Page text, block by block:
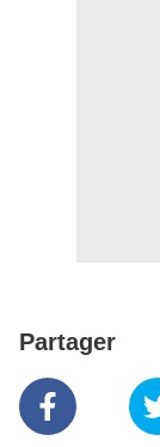
Partager